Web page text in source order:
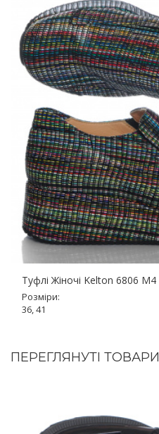
Туфлі Жіночі Kelton 6806 M4
Розміри:
36, 41
ПЕРЕГЛЯНУТІ ТОВАРИ